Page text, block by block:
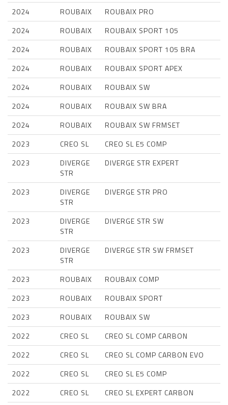
2024 ROUBAIX
ROUBAIX PRO
2024
ROUBAIX
ROUBAIX SPORT 105
2024
ROUBAIX
ROUBAIX SPORT 105 BRA
2024
ROUBAIX
ROUBAIX SPORT APEX
2024
ROUBAIX
ROUBAIX SW
2024
ROUBAIX
ROUBAIX SW BRA
2024
ROUBAIX
ROUBAIX SW FRMSET
2023
CREO SL
CREO SL E5 COMP
2023
DIVERGE
STR
DIVERGE STR EXPERT
2023
DIVERGE
STR
DIVERGE STR PRO
2023
DIVERGE
STR
DIVERGE STR SW
2023
DIVERGE
STR
DIVERGE STR SW FRMSET
2023 ROUBAIX
ROUBAIX COMP
2023
ROUBAIX
ROUBAIX SPORT
2023
ROUBAIX
ROUBAIX SW
2022
CREO SL
CREO SL COMP CARBON
2022
CREO SL
CREO SL COMP CARBON EVO
2022
CREO SL
CREO SL E5 COMP
2022
CREO SL
CREO SL EXPERT CARBON